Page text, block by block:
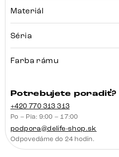
Materiál
Séria
Farba rámu
Potrebujete poradiť?
+420 770 313 313
Po – Pia: 9:00 – 17:00
podpora@delife-shop.sk
Odpovedáme do 24 hodín.